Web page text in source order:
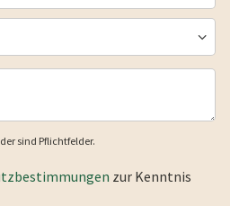
sind Pflichtfelder.
zur Kenntnis